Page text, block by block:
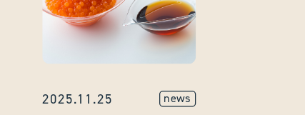
2025.11.25 news